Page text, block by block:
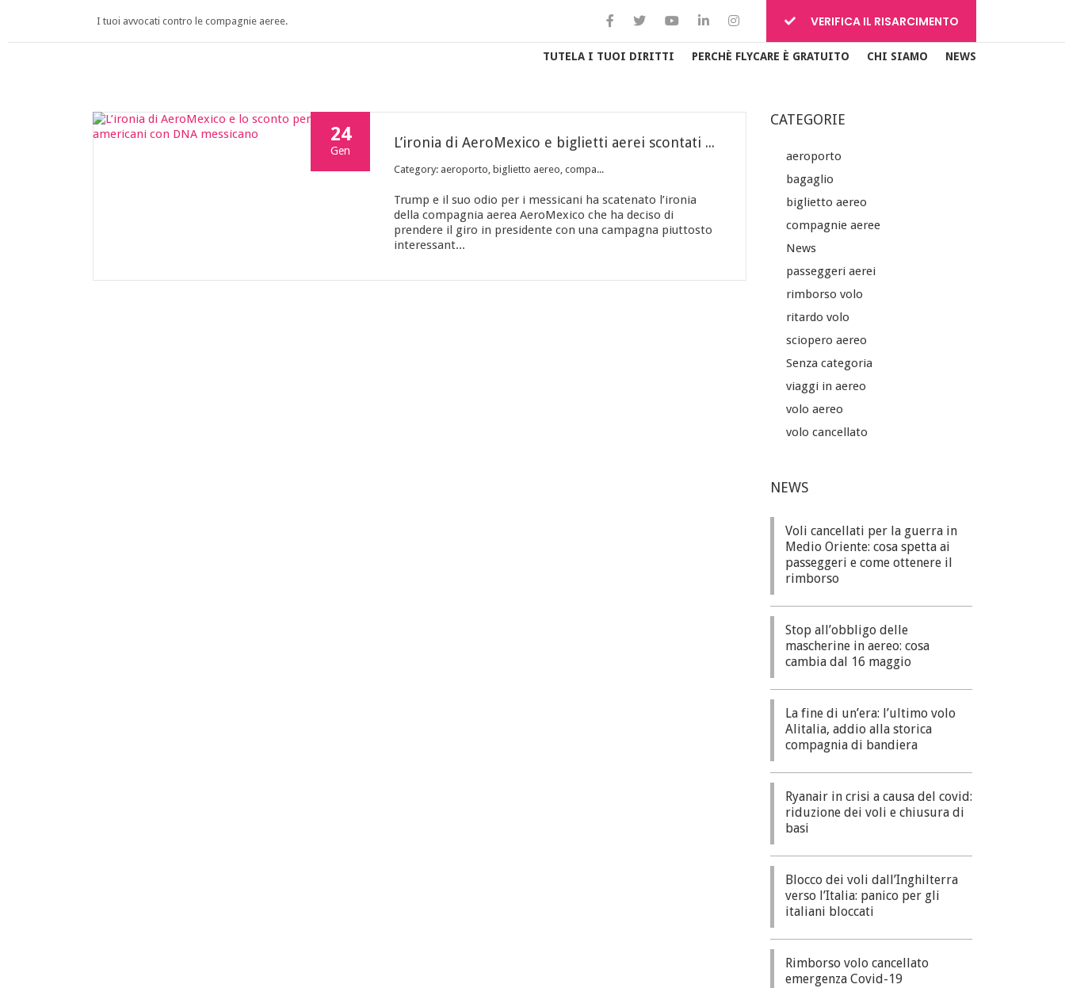
I tuoi avvocati contro le compagnie aeree. VERIFICA IL RISARCIMENTO
TUTELA I TUOI DIRITTI PERCHÈ FLYCARE È GRATUITO CHI SIAMO NEWS
24
Gen L’ironia di AeroMexico e biglietti aerei scontati per gli americani con DNA messicano
Category: aeroporto, biglietto aereo, compa...
Trump e il suo odio per i messicani ha scatenato l’ironia
della compagnia aerea AeroMexico che ha deciso di
prendere il giro in presidente con una campagna piuttosto
interessant...
CATEGORIE
aeroporto
bagaglio
biglietto aereo
compagnie aeree
News
passeggeri aerei
rimborso volo
ritardo volo
sciopero aereo
Senza categoria
viaggi in aereo
volo aereo
volo cancellato
NEWS
Voli cancellati per la guerra in
Medio Oriente: cosa spetta ai
passeggeri e come ottenere il
rimborso
Stop all’obbligo delle
mascherine in aereo: cosa
cambia dal 16 maggio
La fine di un’era: l’ultimo volo
Alitalia, addio alla storica
compagnia di bandiera
Ryanair in crisi a causa del covid:
riduzione dei voli e chiusura di
basi
Blocco dei voli dall’Inghilterra
verso l’Italia: panico per gli
italiani bloccati
Rimborso volo cancellato
emergenza Covid-19